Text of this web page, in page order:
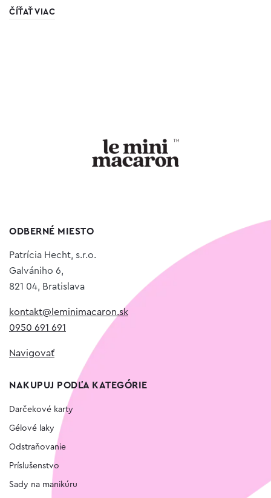
ČÍŤAŤ VIAC
ODBERNÉ MIESTO
Patrícia Hecht, s.r.o.
Galvániho 6,
821 04, Bratislava
kontakt@leminimacaron.sk
0950 691 691
Navigovať
NAKUPUJ PODĽA KATEGÓRIE
Darčekové karty
Gélové laky
Odstraňovanie
Príslušenstvo
Sady na manikúru